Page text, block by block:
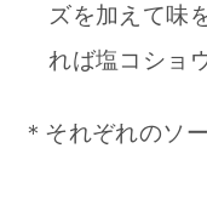
ズを加えて味
れば塩コショ
＊それぞれのソ